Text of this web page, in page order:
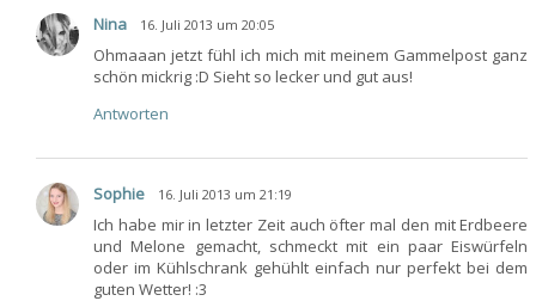
Nina 16. Juli 2013 um 20:05
Ohmaaan jetzt fühl ich mich mit meinem Gammelpost ganz
schön mickrig :D Sieht so lecker und gut aus!
Antworten
Sophie 16. Juli 2013 um 21:19
Ich habe mir in letzter Zeit auch öfter mal den mit Erdbeere
und Melone gemacht, schmeckt mit ein paar Eiswürfeln
oder im Kühlschrank gehühlt einfach nur perfekt bei dem
guten Wetter! :3